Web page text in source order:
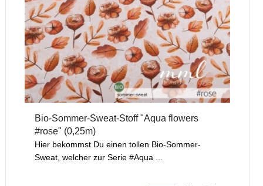
Bio-Sommer-Sweat-Stoff "Aqua flowers
#rose" (0,25m)
Hier bekommst Du einen tollen Bio-Sommer-
Sweat, welcher zur Serie #Aqua ...